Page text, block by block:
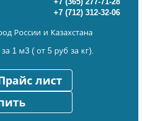
+7 (712) 312-32-06
России и Казахстана
1 м3 ( от 5 руб за кг).
лист